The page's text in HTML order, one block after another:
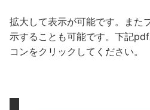
拡大して表示が可能です。また
示することも可能です。下記
コンをクリックしてください。